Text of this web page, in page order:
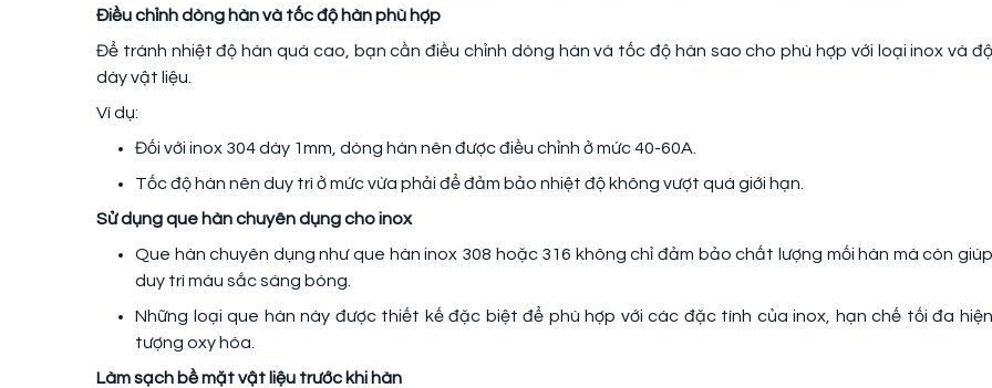
Điều chỉnh dòng hàn và tốc độ hàn phù hợp
Để tránh nhiệt độ hàn quá cao, bạn cần điều chỉnh dòng hàn và tốc độ hàn sao cho phù hợp với loại inox và độ
dày vật liệu.
Ví dụ:
Đối với inox 304 dày 1mm, dòng hàn nên được điều chỉnh ở mức 40-60A.
Tốc độ hàn nên duy trì ở mức vừa phải để đảm bảo nhiệt độ không vượt quá giới hạn.
Sử dụng que hàn chuyên dụng cho inox
Que hàn chuyên dụng như que hàn inox 308 hoặc 316 không chỉ đảm bảo chất lượng mối hàn mà còn giúp
duy trì màu sắc sáng bóng.
Những loại que hàn này được thiết kế đặc biệt để phù hợp với các đặc tính của inox, hạn chế tối đa hiện
tượng oxy hóa.
Làm sạch bề mặt vật liệu trước khi hàn